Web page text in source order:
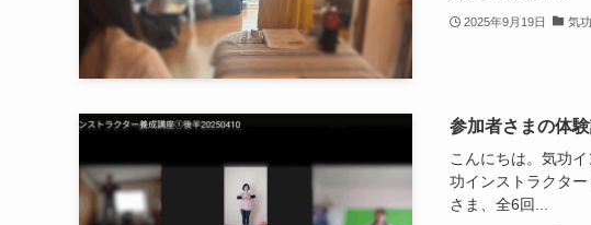
2025年9月19日 気
参加者さまの体
こんにちは。気功
功インストラクタ
さま、全6回...